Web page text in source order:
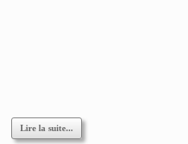
Lire la suite...